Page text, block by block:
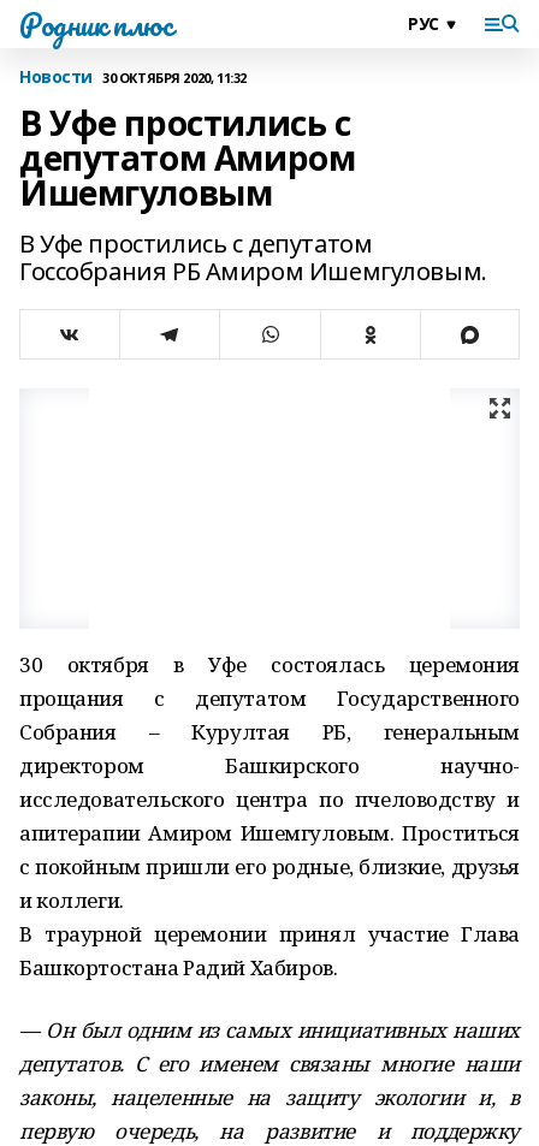
Родник плюс
Новости 30 ОКТЯБРЯ 2020, 11:32
В Уфе простились с
депутатом Амиром
Ишемгуловым
В Уфе простились с депутатом
Госсобрания РБ Амиром Ишемгуловым.
30 октября в Уфе состоялась церемония
прощания с депутатом Государственного
Собрания – Курултая РБ, генеральным
директором Башкирского научно-
исследовательского центра по пчеловодству и
апитерапии Амиром Ишемгуловым. Проститься
с покойным пришли его родные, близкие, друзья
и коллеги.
В траурной церемонии принял участие Глава
Башкортостана Радий Хабиров.
— Он был одним из самых инициативных наших
депутатов. С его именем связаны многие наши
законы, нацеленные на защиту экологии и, в
первую очередь, на развитие и поддержку